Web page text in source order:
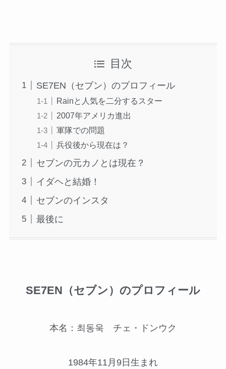
目次
SE7EN（セブン）のプロフィール
Rainと人気を二分するスター
2007年アメリカ進出
軍隊での問題
兵役後から現在は？
セブンの元カノとは現在？
イダヘと結婚！
セブンのインスタ
最後に
SE7EN（セブン）のプロフィール
本名：최동욱 チェ・ドンウク
1984年11月9日生まれ